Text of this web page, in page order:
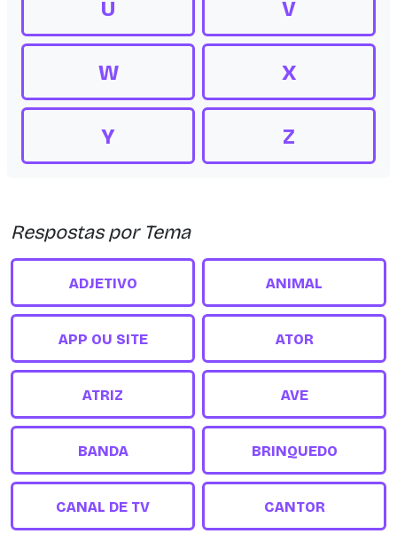
U V
W X
Y Z
Respostas por Tema
ADJETIVO ANIMAL
APP OU SITE ATOR
ATRIZ AVE
BANDA BRINQUEDO
CANAL DE TV CANTOR